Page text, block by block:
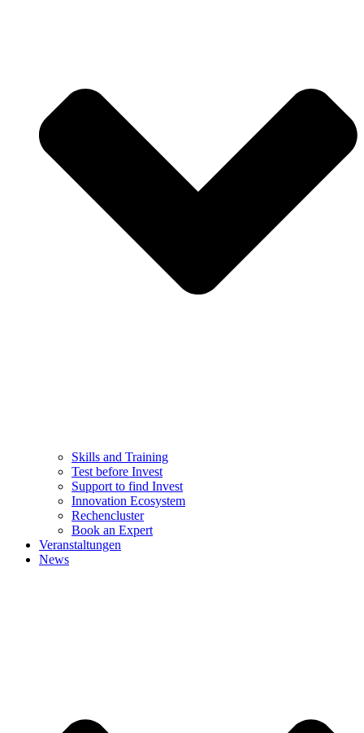
Skills and Training
Test before Invest
Support to find Invest
Innovation Ecosystem
Rechencluster​
Book an Expert
Veranstaltungen
News